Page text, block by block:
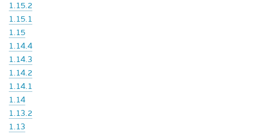
1.15.2
1.15.1
1.15
1.14.4
1.14.3
1.14.2
1.14.1
1.14
1.13.2
1.13